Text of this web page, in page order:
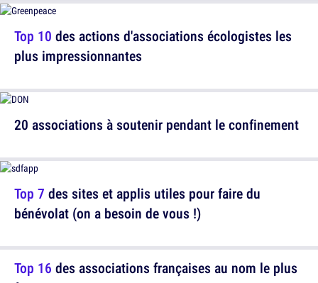
20 associations à soutenir pendant le confinement
Top 16 des associations françaises au nom le plus
Top 10 des actions d'associations écologistes les
plus impressionnantes
Top 7 des sites et applis utiles pour faire du
bénévolat (on a besoin de vous !)